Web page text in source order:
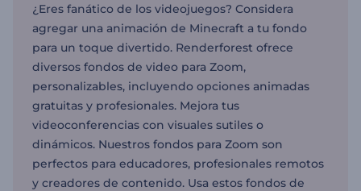
¿Eres fanático de los videojuegos? Considera
agregar una animación de Minecraft a tu fondo
para un toque divertido. Renderforest ofrece
diversos fondos de video para Zoom,
personalizables, incluyendo opciones animadas
gratuitas y profesionales. Mejora tus
videoconferencias con visuales sutiles o
dinámicos. Nuestros fondos para Zoom son
perfectos para educadores, profesionales remotos
y creadores de contenido. Usa estos fondos de